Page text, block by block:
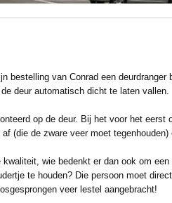
bestelling van Conrad een deurdranger
deur automatisch dicht te laten vallen.
op de deur. Bij het voor het eerst
(die de zware veer moet
kwaliteit, wie bedenkt er dan ook om
te houden? Die persoon moet
veer lestel aangebracht!